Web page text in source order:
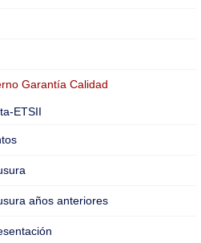
Garantía Calidad
ETSII
años anteriores